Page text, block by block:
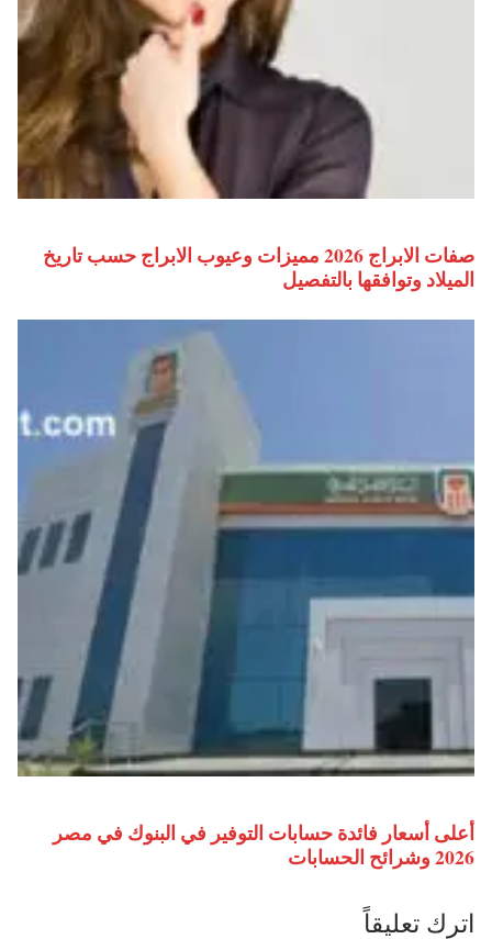
صفات الابراج 2026 مميزات وعيوب الابراج حسب تاريخ
الميلاد وتوافقها بالتفصيل
أعلى أسعار فائدة حسابات التوفير في البنوك في مصر
2026 وشرائح الحسابات
اترك تعليقاً